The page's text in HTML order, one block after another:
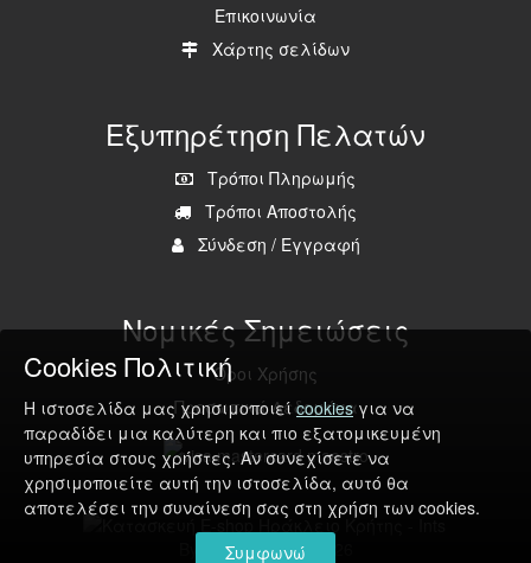
Επικοινωνία
Χάρτης σελίδων
Εξυπηρέτηση Πελατών
Τρόποι Πληρωμής
Τρόποι Αποστολής
Σύνδεση / Εγγραφή
Νομικές Σημειώσεις
Όροι Χρήσης
Προσωπικά Δεδομένα
ByFarEconomy © 2026
Cookies Πολιτική
Η ιστοσελίδα μας χρησιμοποιείcookiesγια να
παραδίδει μια καλύτερη και πιο εξατομικευμένη
υπηρεσία στους χρήστες. Αν συνεχίσετε να
χρησιμοποιείτε αυτή την ιστοσελίδα, αυτό θα
αποτελέσει την συναίνεση σας στη χρήση των cookies.
Συμφωνώ